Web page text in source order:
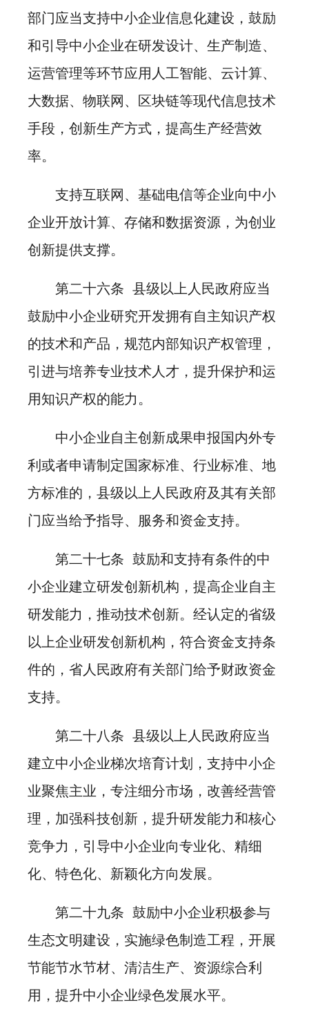
部门应当支持中小企业信息化建设，鼓励
和引导中小企业在研发设计、生产制造、
运营管理等环节应用人工智能、云计算、
大数据、物联网、区块链等现代信息技术
手段，创新生产方式，提高生产经营效
率。
支持互联网、基础电信等企业向中小
企业开放计算、存储和数据资源，为创业
创新提供支撑。
第二十六条 县级以上人民政府应当
鼓励中小企业研究开发拥有自主知识产权
的技术和产品，规范内部知识产权管理，
引进与培养专业技术人才，提升保护和运
用知识产权的能力。
中小企业自主创新成果申报国内外专
利或者申请制定国家标准、行业标准、地
方标准的，县级以上人民政府及其有关部
门应当给予指导、服务和资金支持。
第二十七条 鼓励和支持有条件的中
小企业建立研发创新机构，提高企业自主
研发能力，推动技术创新。经认定的省级
以上企业研发创新机构，符合资金支持条
件的，省人民政府有关部门给予财政资金
支持。
第二十八条 县级以上人民政府应当
建立中小企业梯次培育计划，支持中小企
业聚焦主业，专注细分市场，改善经营管
理，加强科技创新，提升研发能力和核心
竞争力，引导中小企业向专业化、精细
化、特色化、新颖化方向发展。
第二十九条 鼓励中小企业积极参与
生态文明建设，实施绿色制造工程，开展
节能节水节材、清洁生产、资源综合利
用，提升中小企业绿色发展水平。